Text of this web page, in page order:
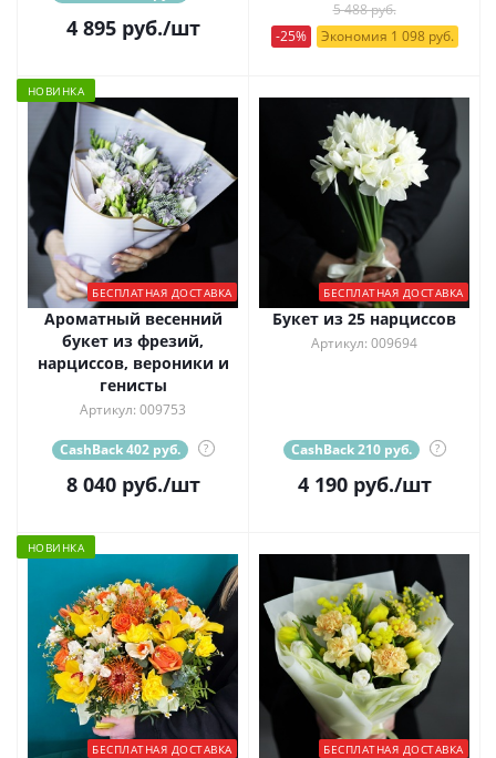
4 895руб./шт
5 488 руб.
-25%
Экономия 1 098 руб.
НОВИНКА
БЕСПЛАТНАЯ ДОСТАВКА
Ароматный весенний
букет из фрезий,
нарциссов, вероники и
генисты
Артикул: 009753
CashBack 402 руб. ?
8 040руб./шт
БЕСПЛАТНАЯ ДОСТАВКА
Букет из 25 нарциссов
Артикул: 009694
CashBack 210 руб. ?
4 190руб./шт
НОВИНКА
БЕСПЛАТНАЯ ДОСТАВКА БЕСПЛАТНАЯ ДОСТАВКА